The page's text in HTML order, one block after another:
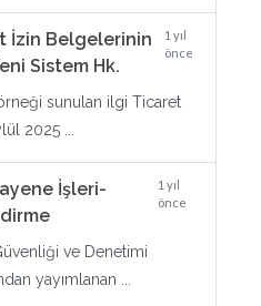
İzin Belgelerinin
Sistem Hk.
1 yıl
önce
sunulan ilgi Ticaret
2025 ...
İşleri-
1 yıl
önce
ve Denetimi
yayımlanan ...